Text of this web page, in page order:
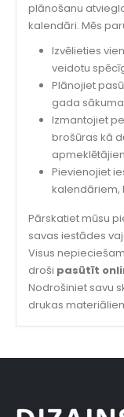
plānošanu
kalendāri. Mēs
Izvēlieties
veidotu
Plānojiet
gada
Izmantojiet
brošūras kā
Pievienojiet
kalendāriem,
Pārskatiet mūsu
savas iestādes
Visus
droši pasūtīt
Nodrošiniet savu
drukas